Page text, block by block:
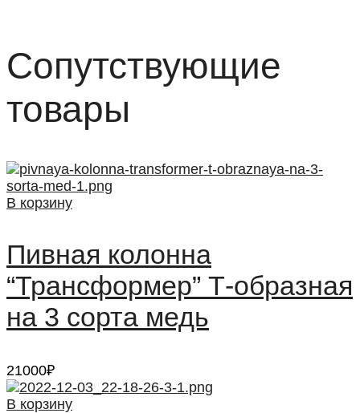
Сопутствующие
товары
В корзину
Пивная колонна
“Трансформер” Т-образная
на 3 сорта медь
21000₽
В корзину